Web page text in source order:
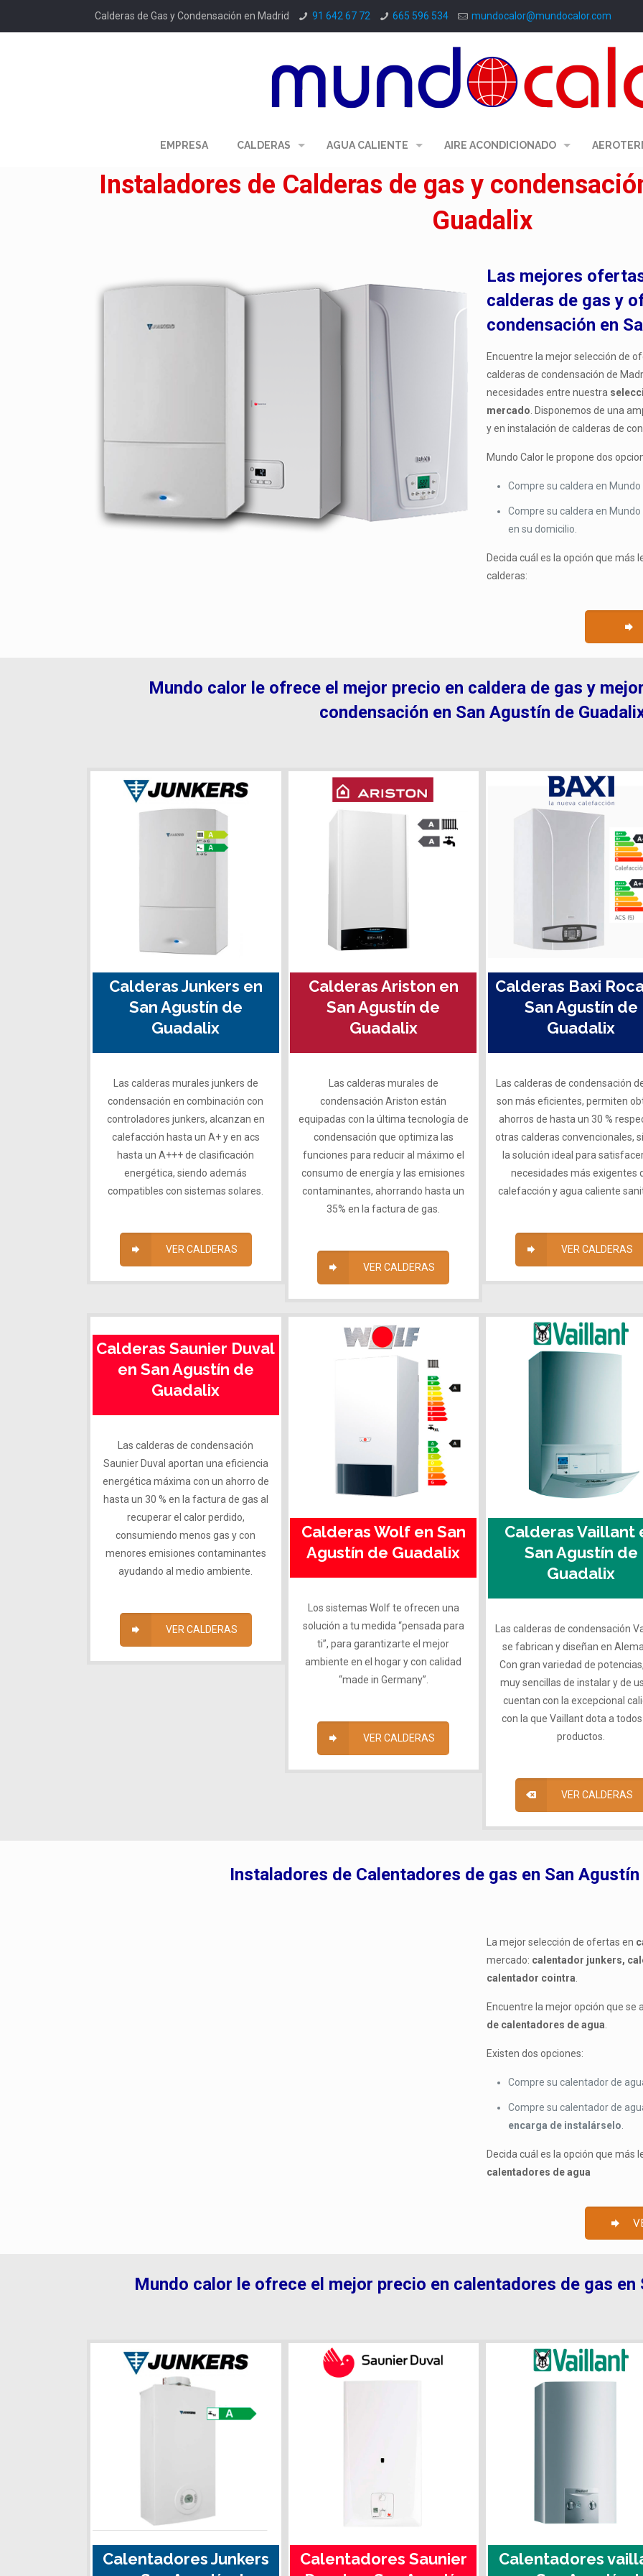
Calderas de Gas y Condensación en Madrid 91 642 67 72 665 596 534 mundocalor@mundocalor.com
EMPRESA CALDERAS AGUA CALIENTE AIRE ACONDICIONADO
Instaladores de Calderas de gas y
Guadalix
Las mejores
calderas de gas y
condensación en
Encuentre la mejor selección de
calderas de condensación de
necesidades entre nuestra
mercado . Disponemos de una
y en instalación de calderas de
Mundo Calor le propone dos
Compre su caldera en
Compre su caldera en
en su domicilio.
Decida cuál es la opción que
calderas:
Mundo calor le ofrece el mejor precio en caldera de gas y
condensación en San Agustín de
Calderas Junkers en
San Agustín de
Guadalix
Las calderas murales junkers de
condensación en combinación con
controladores junkers, alcanzan en
calefacción hasta un A+ y en acs
hasta un A+++ de clasificación
energética, siendo además
compatibles con sistemas solares.
VER CALDERAS
Calderas Ariston en
San Agustín de
Guadalix
Las calderas murales de
condensación Ariston están
equipadas con la última tecnología de
condensación que optimiza las
funciones para reducir al máximo el
consumo de energía y las emisiones
contaminantes, ahorrando hasta un
35% en la factura de gas.
VER CALDERAS
Calderas Baxi
San Agustín de
Guadalix
Las calderas de condensación
son más eficientes, permiten
ahorros de hasta un 30 %
otras calderas convencionales,
la solución ideal para
necesidades más exigentes
calefacción y agua caliente
VER CALDERAS
Calderas Saunier Duval
en San Agustín de
Guadalix
Las calderas de condensación
Saunier Duval aportan una eficiencia
energética máxima con un ahorro de
hasta un 30 % en la factura de gas al
recuperar el calor perdido,
consumiendo menos gas y con
menores emisiones contaminantes
ayudando al medio ambiente.
VER CALDERAS
Calderas Wolf en San
Agustín de Guadalix
Los sistemas Wolf te ofrecen una
solución a tu medida “pensada para
ti”, para garantizarte el mejor
ambiente en el hogar y con calidad
“made in Germany”.
VER CALDERAS
Calderas Vaillant
San Agustín de
Guadalix
Las calderas de condensación
se fabrican y diseñan en
Con gran variedad de
muy sencillas de instalar y de
cuentan con la excepcional
con la que Vaillant dota a
productos.
VER CALDERAS
Instaladores de Calentadores de gas en San Agustín
La mejor selección de ofertas en
mercado: calentador junkers,
calentador cointra.
Encuentre la mejor opción que
de calentadores de agua.
Existen dos opciones:
Compre su calentador de
Compre su calentador de
encarga de instalárselo.
Decida cuál es la opción que
calentadores de agua
Mundo calor le ofrece el mejor precio en calentadores de gas en
Calentadores Junkers
Calentadores Saunier
Calentadores